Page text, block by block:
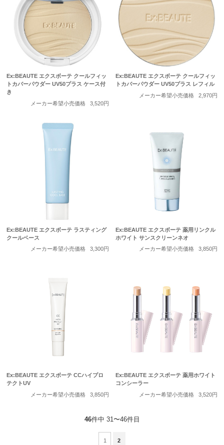
Ex:BEAUTE エクスボーテ クールフィッ
トカバーパウダー UV50プラス ケース付
き
メーカー希望小売価格
3,520円
Ex:BEAUTE エクスボーテ クールフィッ
トカバーパウダー UV50プラス レフィル
メーカー希望小売価格
2,970円
Ex:BEAUTE エクスボーテ ラスティング
クールベース
メーカー希望小売価格
3,300円
Ex:BEAUTE エクスボーテ 薬用リンクル
ホワイト サンスクリーンネオ
メーカー希望小売価格
3,850円
Ex:BEAUTE エクスボーテ CCハイプロ
テクトUV
メーカー希望小売価格
3,850円
Ex:BEAUTE エクスボーテ 薬用ホワイト
コンシーラー
メーカー希望小売価格
3,520円
46件中 31〜46件目
1 2